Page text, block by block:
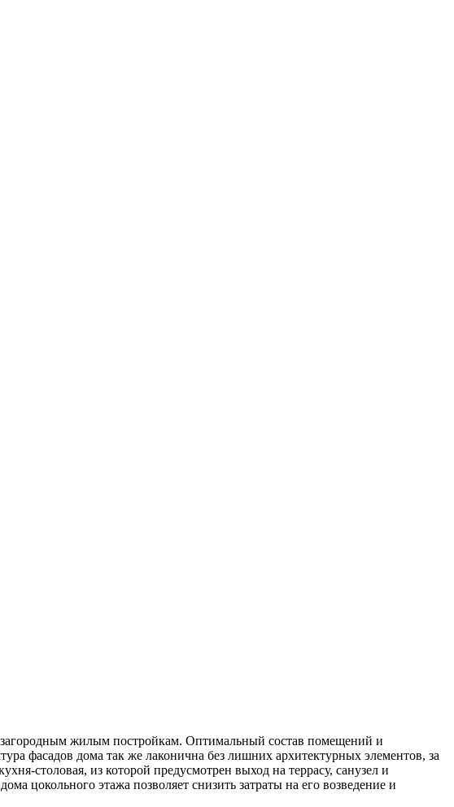
жилым постройкам. Оптимальный состав помещений и
фасадов дома так же лаконична без лишних архитектурных элементов, за
столовая, из которой предусмотрен выход на террасу, санузел и
цокольного этажа позволяет снизить затраты на его возведение и